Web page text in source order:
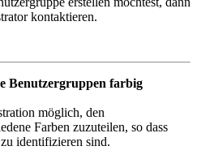
kontaktieren.
Benutzergruppen farbig
möglich, den
Farben zuzuteilen, so dass
identifizieren sind.